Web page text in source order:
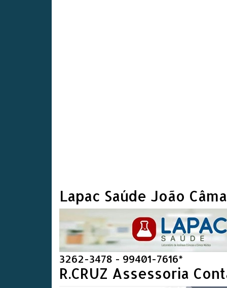
Lapac Saúde João
3262-3478 - 99401-7616*
R.CRUZ Assessoria